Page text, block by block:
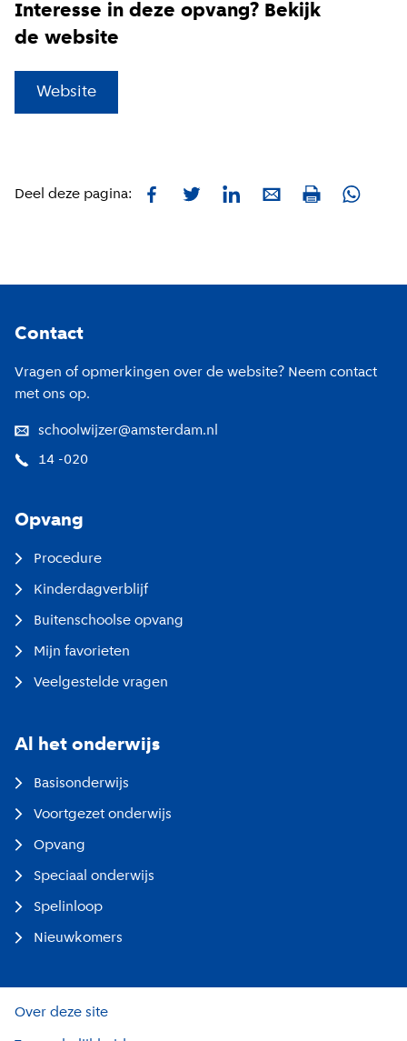
Interesse in deze opvang? Bekijk
de website
Website
Deel deze pagina: FacebookTwitterLinkedInE-mailPrint
Contact
Vragen of opmerkingen over de website? Neem contact
met ons op.
schoolwijzer@amsterdam.nl
14 -020
Opvang
Procedure
Kinderdagverblijf
Buitenschoolse opvang
Mijn favorieten
Veelgestelde vragen
Al het onderwijs
Basisonderwijs
Voortgezet onderwijs
Opvang
Speciaal onderwijs
Spelinloop
Nieuwkomers
Over deze site